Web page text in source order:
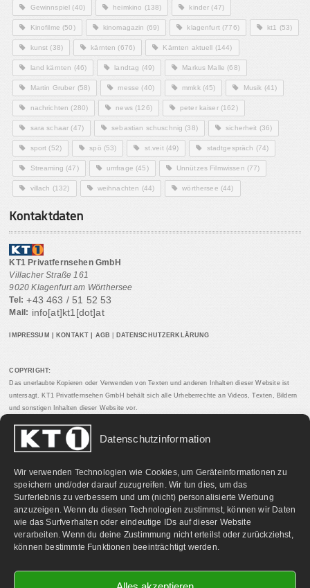
Datenschutzinformation
Wir verwenden Technologien wie Cookies, um Geräteinformationen zu
speichern und/oder darauf zuzugreifen. Wir tun dies, um das
Surferlebnis zu verbessern und um (nicht) personalisierte Werbung
anzuzeigen. Wenn du diesen Technologien zustimmst, können wir Daten
wie das Surfverhalten oder eindeutige IDs auf dieser Website
verarbeiten. Wenn du deine Zustimmung nicht erteilst oder zurückziehst,
können bestimmte Funktionen beeinträchtigt werden.
Gewinnspiel (40) heimkino (138) kinder (47)
Kinofilme (50) kinomagazin (69) klagenfurt(776) kt1 (53)
kunst (38) kärnten (676) Kärnten aktuell (144)
land kärnten (46) landtag (49) Markus Malle (68)
Martin Gruber (58) messe (40) mmkk(45) Musik (41)
nachrichten (280) news(126) peter kaiser(162)
sara schaar (47) sebastian schuschnig (38) sicherheit (36)
sport (52) spö (53) st.veit(49) stadtgespräch (74)
Streaming (47) umfrage (45) Unnützes Filmwissen (77)
villach (132) weihnachten (44) wörthersee (44)
Kontaktdaten
KT1 Privatfernsehen GmbH
Villacher Straße 161
9020 Klagenfurt am Wörthersee
Tel: +43 463 / 51 52 53
Mail: info[at]kt1[dot]at
IMPRESSUM KONTAKT AGB DATENSCHUTZERKLÄRUNG
COPYRIGHT:
Das unerlaubte Kopieren oder Verwenden von Texten und anderen Inhalten dieser Website ist
untersagt. KT1 Privatfernsehen GmbH behält sich alle Urheberrechte an Videos, Texten, Bildern
und sonstigen Inhalten dieser Website vor.
PARTNERLINKS: